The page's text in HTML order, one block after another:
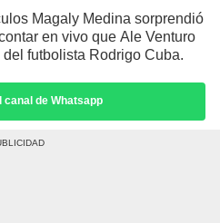
Magaly Medina sorprendió
en vivo que Ale Venturo
futbolista Rodrigo Cuba.
canal de Whatsapp